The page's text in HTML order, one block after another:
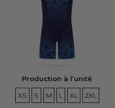
Production à l’unité
TAILLES
XS
TAILLES
S
TAILLES
M
TAILLES
L
TAILLES
XL
TAILLES
2XL